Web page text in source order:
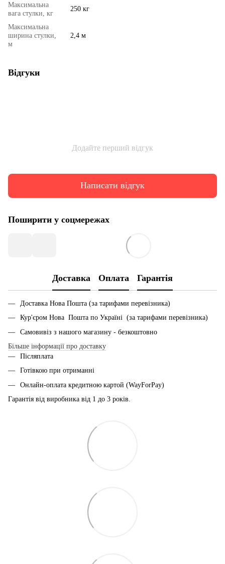
Максимальна
вага стулки, кг
250 кг
Максимальна
ширина стулки,
м
2,4 м
Відгуки
Додайте перший відгук
Написати відгук
Поширити у соцмережах
Доставка Оплата Гарантія
Доставка Нова Пошта (за тарифами перевізника)
Кур'єром Нова Пошта по Україні (за тарифами перевізника)
Самовивіз з нашого магазину - безкоштовно
Більше інформації про доставку
Післяплата
Готівкою при отриманні
Онлайн-оплата кредитною картой (WayForPay)
Гарантія від виробника від 1 до 3 років.